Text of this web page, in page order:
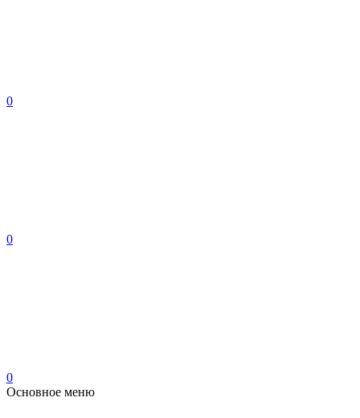
0
0
0
Основное меню